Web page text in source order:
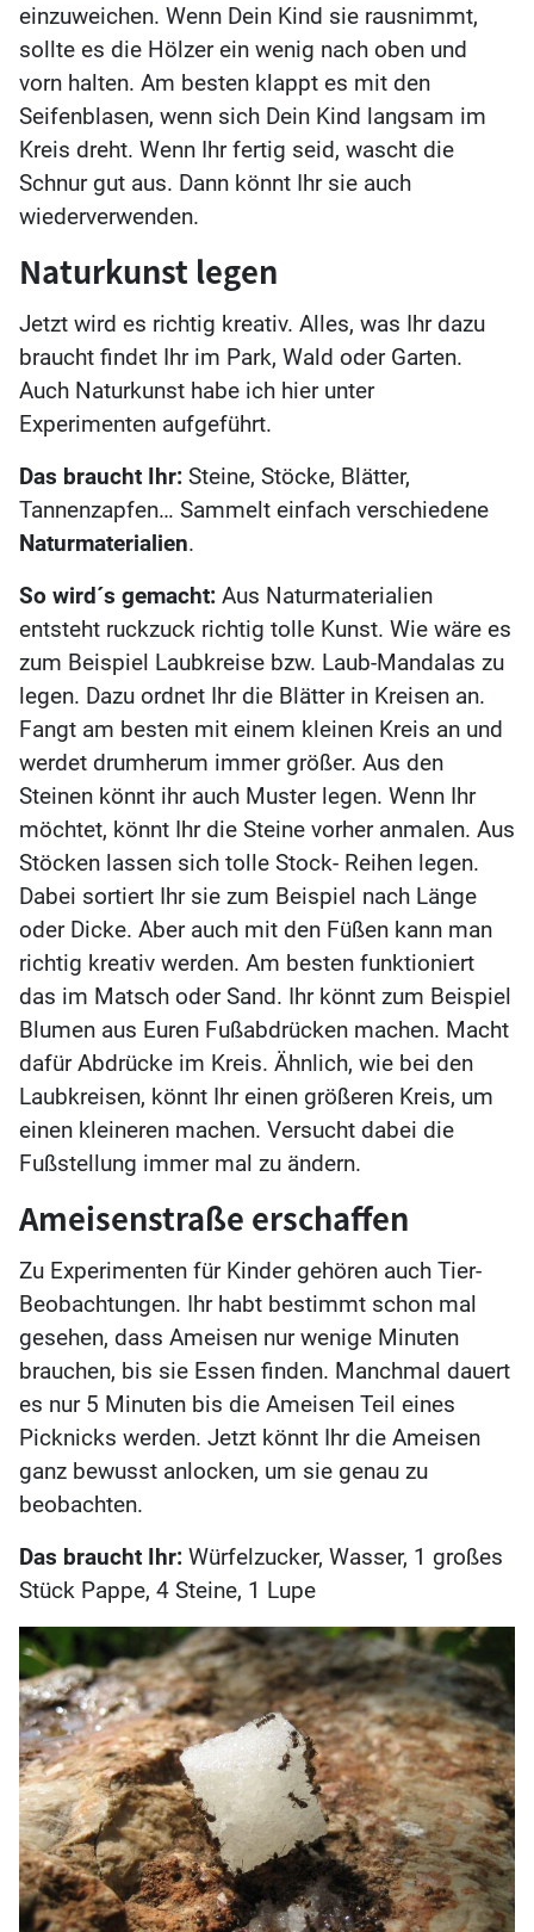
einzuweichen. Wenn Dein Kind sie rausnimmt,
sollte es die Hölzer ein wenig nach oben und
vorn halten. Am besten klappt es mit den
Seifenblasen, wenn sich Dein Kind langsam im
Kreis dreht. Wenn Ihr fertig seid, wascht die
Schnur gut aus. Dann könnt Ihr sie auch
wiederverwenden.
Naturkunst legen
Jetzt wird es richtig kreativ. Alles, was Ihr dazu
braucht findet Ihr im Park, Wald oder Garten.
Auch Naturkunst habe ich hier unter
Experimenten aufgeführt.
Das braucht Ihr: Steine, Stöcke, Blätter,
Tannenzapfen… Sammelt einfach verschiedene
Naturmaterialien.
So wird´s gemacht: Aus Naturmaterialien
entsteht ruckzuck richtig tolle Kunst. Wie wäre es
zum Beispiel Laubkreise bzw. Laub-Mandalas zu
legen. Dazu ordnet Ihr die Blätter in Kreisen an.
Fangt am besten mit einem kleinen Kreis an und
werdet drumherum immer größer. Aus den
Steinen könnt ihr auch Muster legen. Wenn Ihr
möchtet, könnt Ihr die Steine vorher anmalen. Aus
Stöcken lassen sich tolle Stock- Reihen legen.
Dabei sortiert Ihr sie zum Beispiel nach Länge
oder Dicke. Aber auch mit den Füßen kann man
richtig kreativ werden. Am besten funktioniert
das im Matsch oder Sand. Ihr könnt zum Beispiel
Blumen aus Euren Fußabdrücken machen. Macht
dafür Abdrücke im Kreis. Ähnlich, wie bei den
Laubkreisen, könnt Ihr einen größeren Kreis, um
einen kleineren machen. Versucht dabei die
Fußstellung immer mal zu ändern.
Ameisenstraße erschaffen
Zu Experimenten für Kinder gehören auch Tier-
Beobachtungen. Ihr habt bestimmt schon mal
gesehen, dass Ameisen nur wenige Minuten
brauchen, bis sie Essen finden. Manchmal dauert
es nur 5 Minuten bis die Ameisen Teil eines
Picknicks werden. Jetzt könnt Ihr die Ameisen
ganz bewusst anlocken, um sie genau zu
beobachten.
Das braucht Ihr: Würfelzucker, Wasser, 1 großes
Stück Pappe, 4 Steine, 1 Lupe